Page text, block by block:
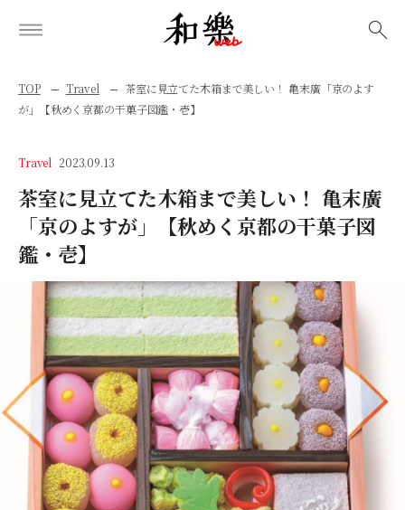
TOP Travel
茶室に見立てた木箱まで美しい！ 亀末廣「京のよす
が」【秋めく京都の干菓子図鑑・壱】
Travel 2023.09.13
茶室に見立てた木箱まで美しい！ 亀末廣
「京のよすが」【秋めく京都の干菓子図
鑑・壱】